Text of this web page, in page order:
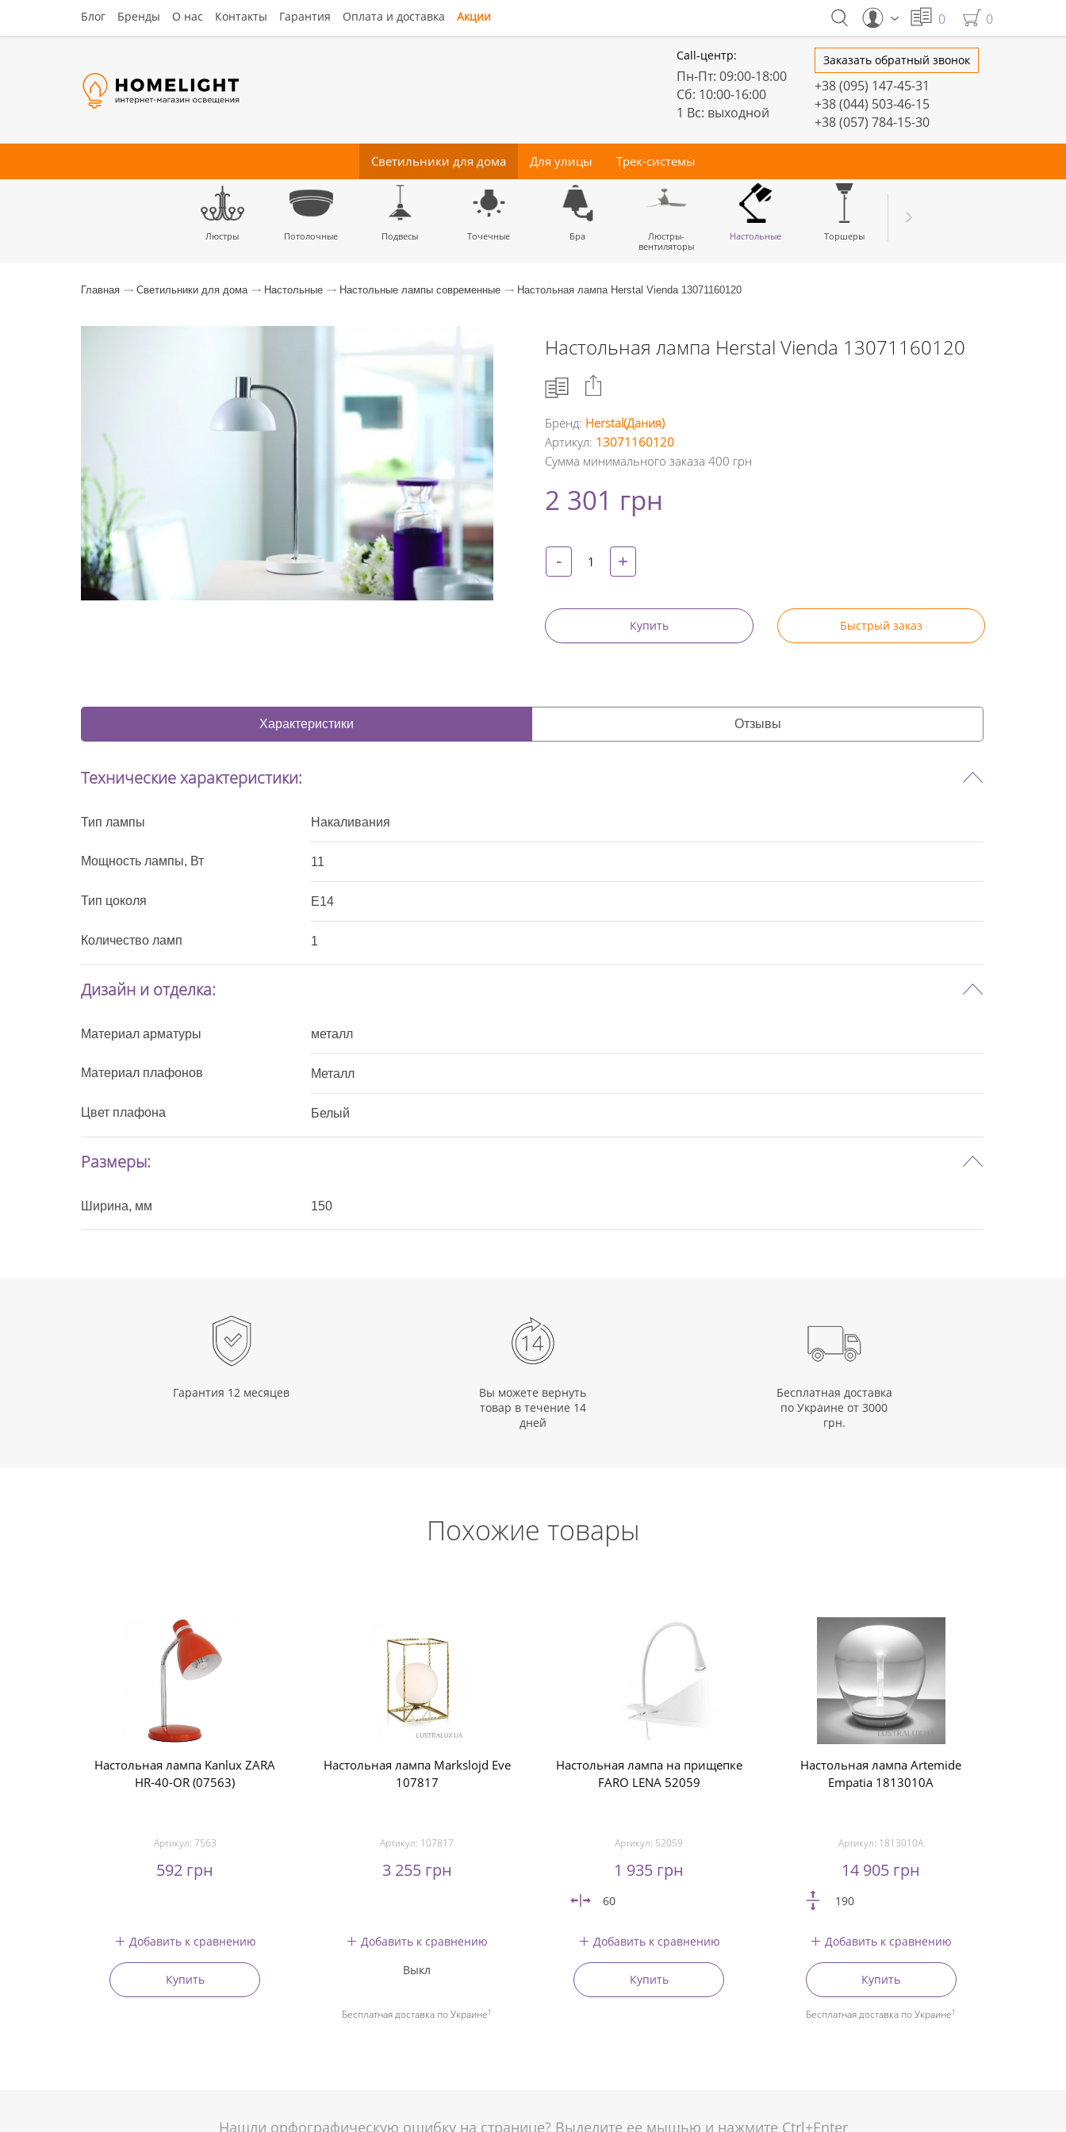
Блог Бренды О нас Контакты Гарантия Оплата и доставка Акции 0 0
Заказать обратный звонок
+38 (095) 147-45-31
+38 (044) 503-46-15
+38 (057) 784-15-30
Call-центр:
Пн-Пт: 09:00-18:00
Сб: 10:00-16:00
1 Вс: выходной
Светильники для дома
Люстры Потолочные Подвесы Точечные Бра
Люстры-
вентиляторы
Настольные Торшеры
Для улицы
Настенные Потолочные Тротуарные Прожектора Декоративные
Трек-системы
Магнитные
Комплектующие
для трек-систем
Главная Светильники для дома Настольные Настольные лампы современные Настольная лампа Herstal Vienda 13071160120
Настольная лампа Herstal Vienda 13071160120
Facebook
+
Pinterest
Бренд: Herstal(Дания)
Артикул: 13071160120
Сумма минимального заказа 400 грн
2 301 грн
- +
Купить Быстрый заказ
Характеристики Отзывы
Технические характеристики:
Тип лампы Накаливания
Мощность лампы, Вт 11
Тип цоколя E14
Количество ламп 1
Дизайн и отделка:
Материал арматуры металл
Материал плафонов Металл
Цвет плафона Белый
Размеры:
Ширина, мм 150
Гарантия 12 месяцев
Вы можете вернуть
товар в течение 14
дней
Бесплатная доставка
по Украине от 3000
грн.
Похожие товары
Настольная лампа Kanlux ZARA
HR-40-OR (07563)
Артикул: 7563
592 грн
Добавить к сравнению
Купить
Настольная лампа Markslojd Eve
107817
Артикул: 107817
3 255 грн
Добавить к сравнению
Выкл
Бесплатная доставка по Украине1
Настольная лампа на прищепке
FARO LENA 52059
Артикул: 52059
1 935 грн
60
Добавить к сравнению
Купить
Настольная лампа Artemide
Empatia 1813010A
Артикул: 1813010A
14 905 грн
190
Добавить к сравнению
Купить
Бесплатная доставка по Украине1
Нашли орфографическую ошибку на странице? Выделите ее мышью и нажмите Ctrl+Enter